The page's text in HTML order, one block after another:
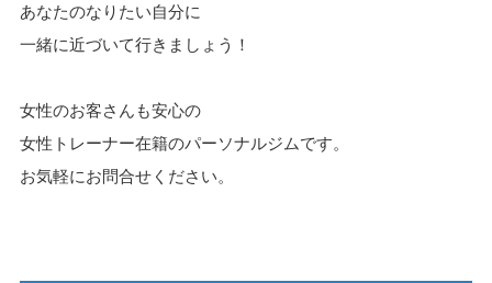
あなたのなりたい自分に
一緒に近づいて行きましょう！
女性のお客さんも安心の
女性トレーナー在籍のパーソナルジムです。
お気軽にお問合せください。